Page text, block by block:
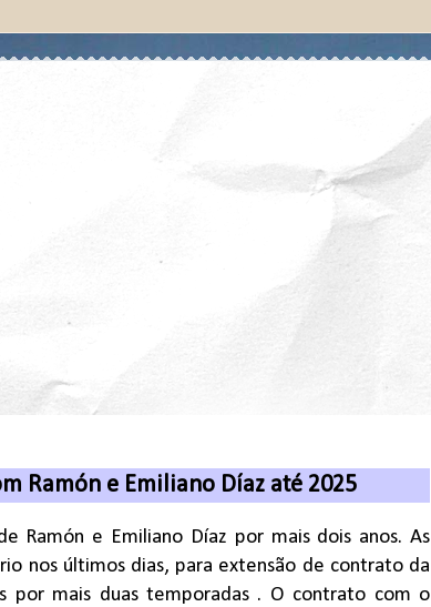
Ramón e Emiliano Díaz até 2025
Ramón e Emiliano Díaz por mais dois anos. As
nos últimos dias, para extensão de contrato da
por mais duas temporadas . O contrato com o